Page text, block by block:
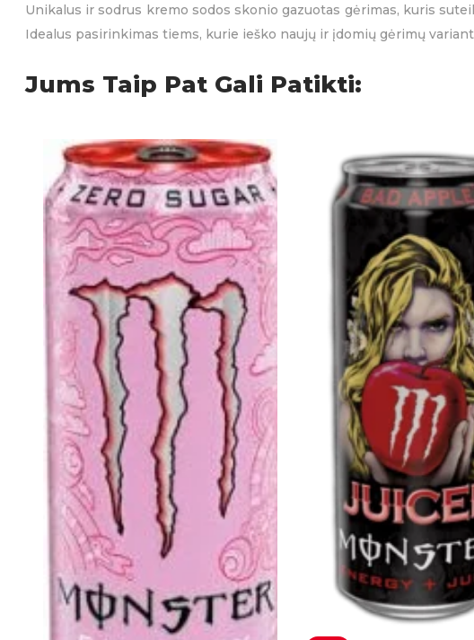
Unikalus ir sodrus kremo sodos skonio gazuotas gėrimas, kuris
Idealus pasirinkimas tiems, kurie ieško naujų ir įdomių gėrimų
Jums Taip Pat Gali Patikti: